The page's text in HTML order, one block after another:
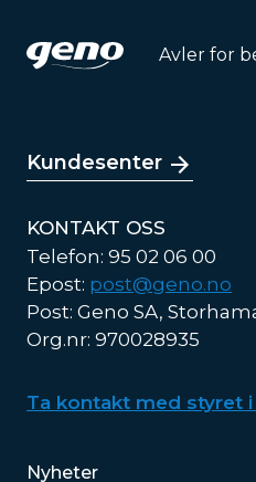
Avler for
Kundesenter
KONTAKT OSS
Telefon: 95 02 06 00
Epost: post@geno.no
Post: Geno SA,
Org.nr: 970028935
Ta kontakt med styret i
Lenker
Nyheter